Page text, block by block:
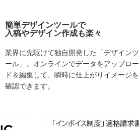
簡単デザインツールで
入稿やデザイン作成も楽々
業界に先駆けて独自開発した「デザインツ
ール」。オンラインでデータをアップロー
ド＆編集して、瞬時に仕上がりイメージを
確認できます。